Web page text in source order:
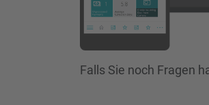
Falls Sie noch Fragen